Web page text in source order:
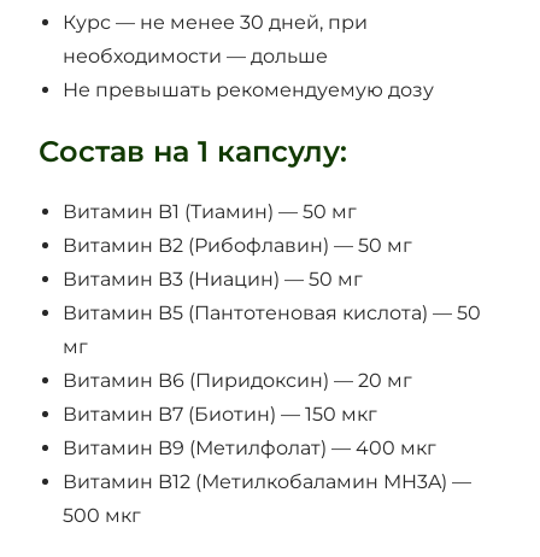
Курс — не менее 30 дней, при
необходимости — дольше
Не превышать рекомендуемую дозу
Состав на 1 капсулу:
Витамин B1 (Тиамин) — 50 мг
Витамин B2 (Рибофлавин) — 50 мг
Витамин B3 (Ниацин) — 50 мг
Витамин B5 (Пантотеновая кислота) — 50
мг
Витамин B6 (Пиридоксин) — 20 мг
Витамин B7 (Биотин) — 150 мкг
Витамин B9 (Метилфолат) — 400 мкг
Витамин B12 (Метилкобаламин MH3A) —
500 мкг